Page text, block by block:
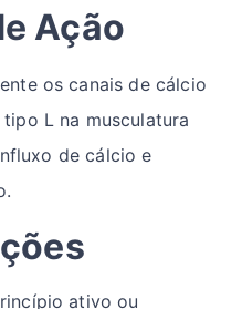
Ação
os canais de cálcio
L na musculatura
de cálcio e
ativo ou